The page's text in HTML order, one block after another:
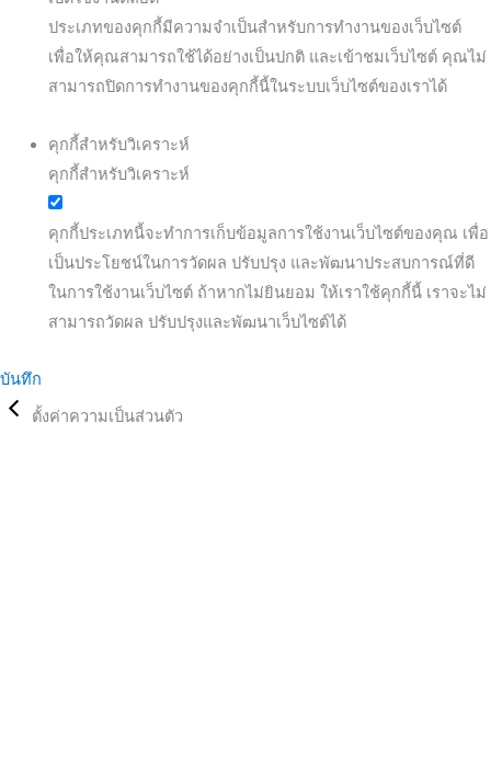
ประเภทของคุกกี้มีความจำเป็นสำหรับการทำงานของเว็บไซต์
เพื่อให้คุณสามารถใช้ได้อย่างเป็นปกติ และเข้าชมเว็บไซต์ คุณไม่
สามารถปิดการทำงานของคุกกี้นี้ในระบบเว็บไซต์ของเราได้
คุกกี้สำหรับวิเคราะห์
คุกกี้สำหรับวิเคราะห์
คุกกี้ประเภทนี้จะทำการเก็บข้อมูลการใช้งานเว็บไซต์ของคุณ เพื่อ
เป็นประโยชน์ในการวัดผล ปรับปรุง และพัฒนาประสบการณ์ที่ดี
ในการใช้งานเว็บไซต์ ถ้าหากไม่ยินยอม ให้เราใช้คุกกี้นี้ เราจะไม่
สามารถวัดผล ปรับปรุงและพัฒนาเว็บไซต์ได้
บันทึก
ตั้งค่าความเป็นส่วนตัว